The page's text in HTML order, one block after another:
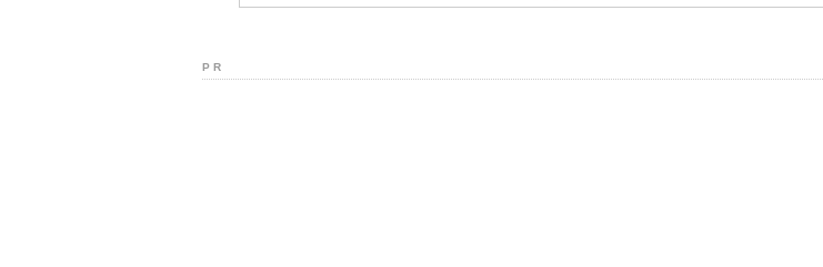
P R